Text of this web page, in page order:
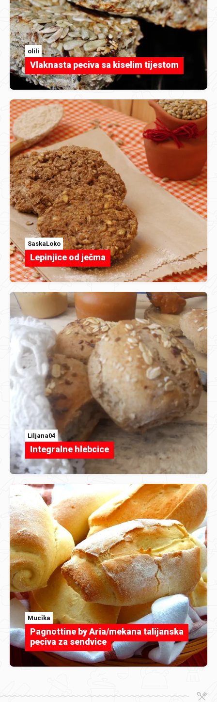
olili
Vlaknasta peciva sa kiselim tijestom
SaskaLoko
Lepinjice od ječma
Liljana04
Integralne hlebcice
Mucika
Pagnottine by Aria/mekana talijanska
peciva za sendvice